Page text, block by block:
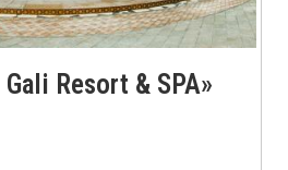
Resort & SPA»